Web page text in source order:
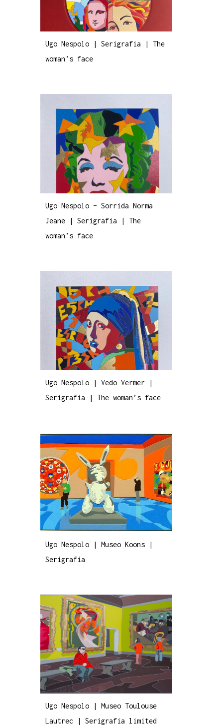
Ugo Nespolo | Serigrafia | The
woman’s face
Ugo Nespolo – Sorrida Norma
Jeane | Serigrafia | The
woman’s face
Ugo Nespolo | Vedo Vermer |
Serigrafia | The woman’s face
Ugo Nespolo | Museo Koons |
Serigrafia
Ugo Nespolo | Museo Toulouse
Lautrec | Serigrafia limited